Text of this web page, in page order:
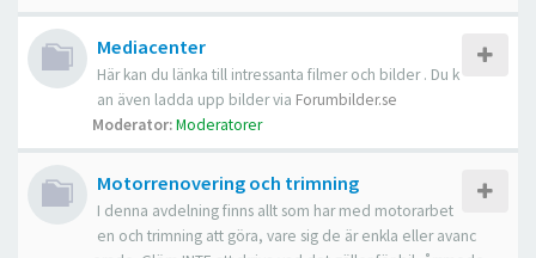
Mediacenter
Här kan du länka till intressanta filmer och bilder . Du k
an även ladda upp bilder via Forumbilder.se
Moderator:Moderatorer
Motorrenovering och trimning
I denna avdelning finns allt som har med motorarbet
en och trimning att göra, vare sig de är enkla eller avanc